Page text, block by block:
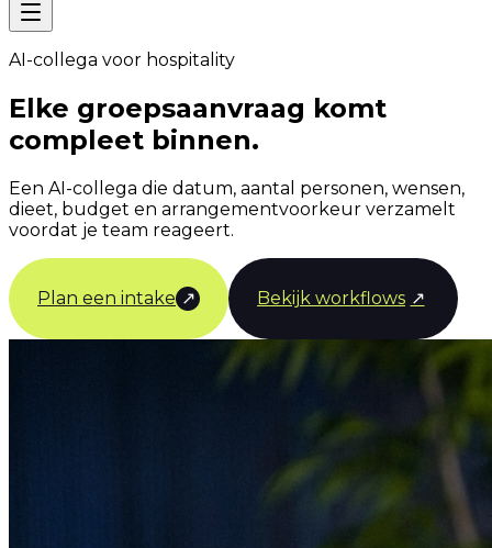
AI-collega voor hospitality
Elke groepsaanvraag komt
compleet binnen.
Een AI-collega die datum, aantal personen, wensen,
dieet, budget en arrangementvoorkeur verzamelt
voordat je team reageert.
Plan een intake ↗ Bekijk workflows ↗